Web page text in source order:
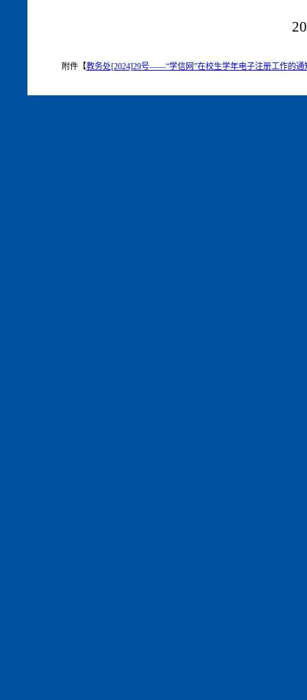
附件【教务处[2024]29号——“学信网”在校生学年电子注册工作的通